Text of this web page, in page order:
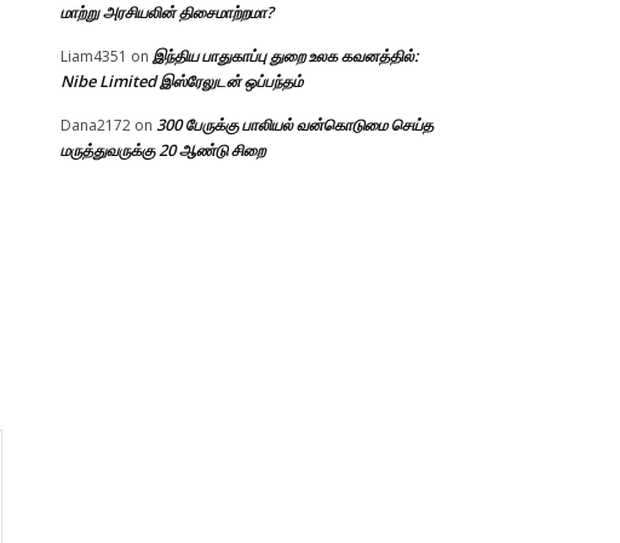
மாற்று அரசியலின் திசைமாற்றமா?
Liam4351 on இந்திய பாதுகாப்பு துறை உலக கவனத்தில்:
Nibe Limited இஸ்ரேலுடன் ஒப்பந்தம்
Dana2172 on 300 பேருக்கு பாலியல் வன்கொடுமை செய்த
மருத்துவருக்கு 20 ஆண்டு சிறை